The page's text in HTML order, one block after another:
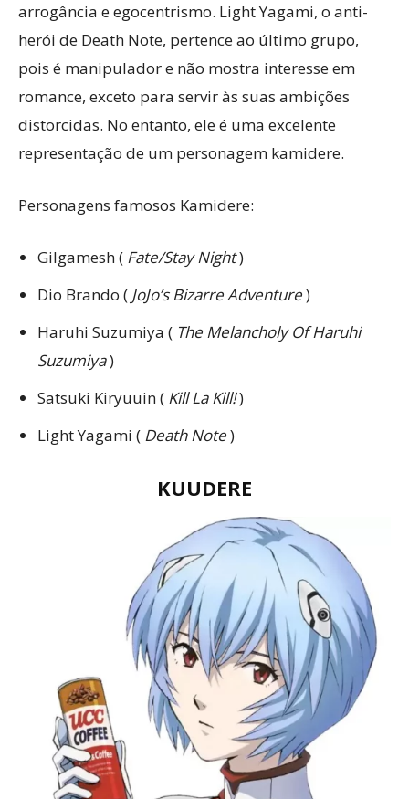
arrogância e egocentrismo. Light Yagami, o anti-
herói de Death Note, pertence ao último grupo,
pois é manipulador e não mostra interesse em
romance, exceto para servir às suas ambições
distorcidas. No entanto, ele é uma excelente
representação de um personagem kamidere.
Personagens famosos Kamidere:
Gilgamesh ( Fate/Stay Night)
Dio Brando ( JoJo’s Bizarre Adventure)
Haruhi Suzumiya ( The Melancholy Of Haruhi
Suzumiya)
Satsuki Kiryuuin ( Kill La Kill!)
Light Yagami ( Death Note)
KUUDERE